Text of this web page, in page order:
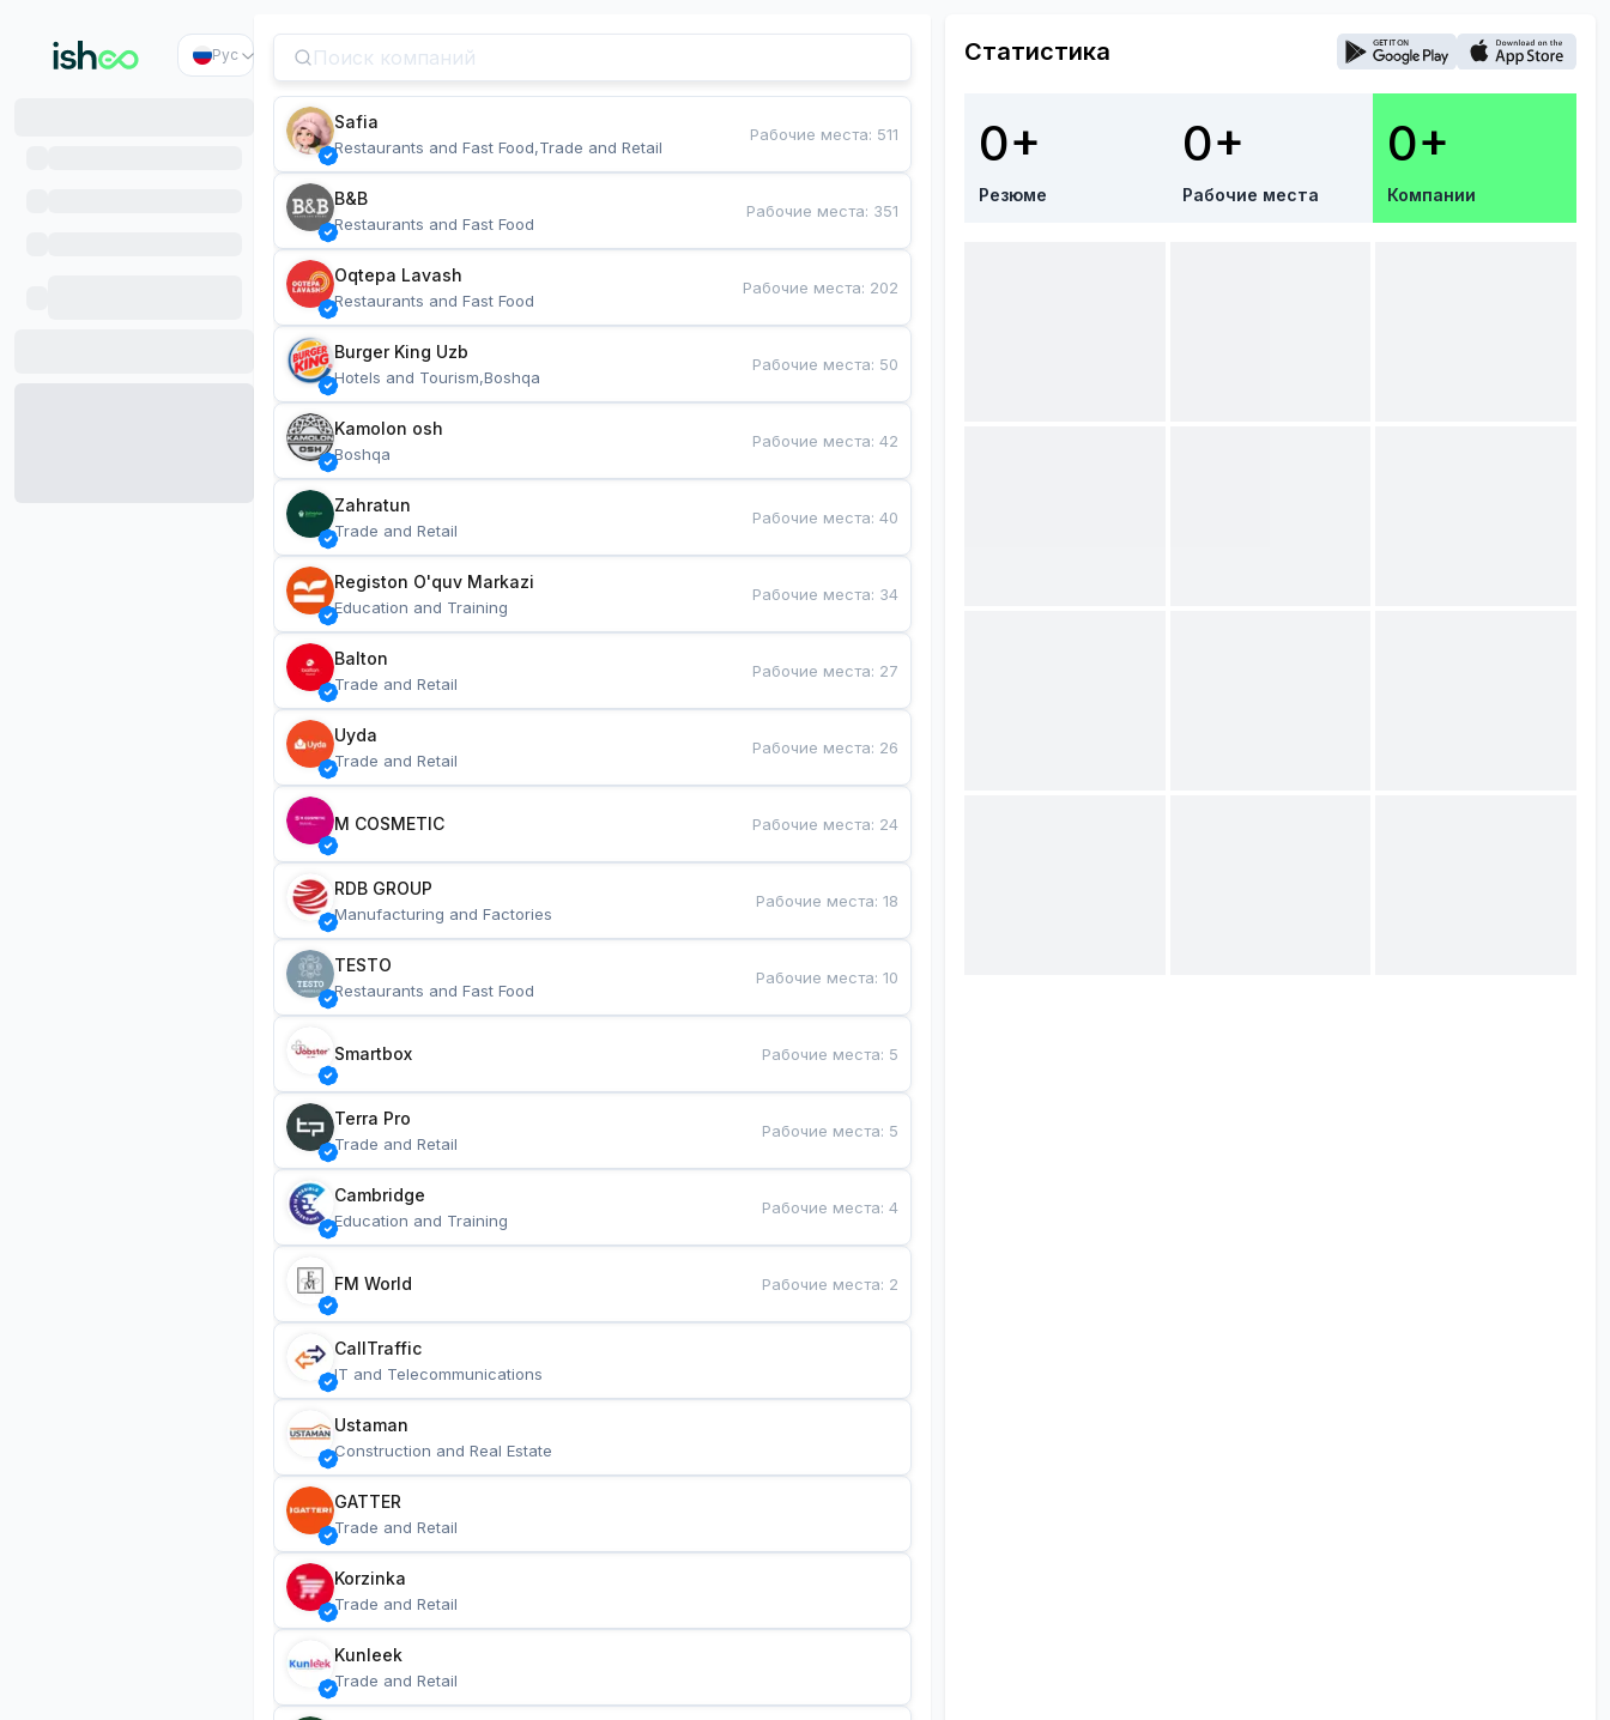
Рус
Safia
Restaurants and Fast Food,Trade and Retail
Рабочие места: 511
B&B
Restaurants and Fast Food
Рабочие места: 351
Oqtepa Lavash
Restaurants and Fast Food
Рабочие места: 202
Burger King Uzb
Hotels and Tourism,Boshqa
Рабочие места: 50
Kamolon osh
Boshqa
Рабочие места:42
Zahratun
Trade and Retail
Рабочие места:40
Registon O'quv Markazi
Education and Training
Рабочие места: 34
Balton
Trade and Retail
Рабочие места: 27
Uyda
Trade and Retail
Рабочие места: 26
M COSMETIC Рабочие места: 24
RDB GROUP
Manufacturing and Factories
Рабочие места:18
TESTO
Restaurants and Fast Food
Рабочие места:10
Smartbox Рабочие места: 5
Terra Pro
Trade and Retail
Рабочие места: 5
Cambridge
Education and Training
Рабочие места:4
FM World Рабочие места: 2
CallTraffic
IT and Telecommunications
Ustaman
Construction and Real Estate
GATTER
Trade and Retail
Korzinka
Trade and Retail
Kunleek
Trade and Retail
Статистика
0+
Резюме
0+
Рабочие места
0+
Компании